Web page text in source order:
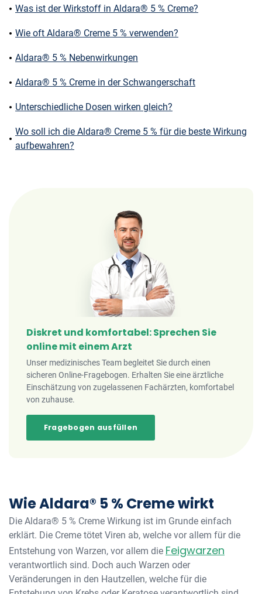
Was ist der Wirkstoff in Aldara® 5 % Creme?
Wie oft Aldara® Creme 5 % verwenden?
Aldara® 5 % Nebenwirkungen
Aldara® 5 % Creme in der Schwangerschaft
Unterschiedliche Dosen wirken gleich?
Wo soll ich die Aldara® Creme 5 % für die beste Wirkung
aufbewahren?
Diskret und komfortabel: Sprechen Sie
online mit einem Arzt
Unser medizinisches Team begleitet Sie durch einen
sicheren Online-Fragebogen. Erhalten Sie eine ärztliche
Einschätzung von zugelassenen Fachärzten, komfortabel
von zuhause.
Fragebogen ausfüllen
Wie Aldara® 5 % Creme wirkt
Die Aldara® 5 % Creme Wirkung ist im Grunde einfach
erklärt. Die Creme tötet Viren ab, welche vor allem für die
Entstehung von Warzen, vor allem die Feigwarzen
verantwortlich sind. Doch auch Warzen oder
Veränderungen in den Hautzellen, welche für die